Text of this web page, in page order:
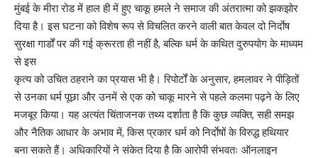
मुंबई के मीरा रोड में हाल ही में हुए चाकू हमले ने समाज की अंतरात्मा को झकझोर
दिया है। इस घटना को विशेष रूप से विचलित करने वाली बात केवल दो निर्दाेष
सुरक्षा गार्डों पर की गई क्रूरता ही नहीं है, बल्कि धर्म के कथित दुरुपयोग के माध्यम
से इस
कृत्य को उचित ठहराने का प्रयास भी है। रिपोर्टों के अनुसार, हमलावर ने पीड़ितों
से उनका धर्म पूछा और उनमें से एक को चाकू मारने से पहले कलमा पढ़ने के लिए
मजबूर किया। यह अत्यंत चिंताजनक तथ्य दर्शाता है कि कुछ व्यक्ति, सही समझ
और नैतिक आधार के अभाव में, किस प्रकार धर्म को निर्दाेषों के विरुद्ध हथियार
बना सकते हैं। अधिकारियों ने संकेत दिया है कि आरोपी संभवतः ऑनलाइन